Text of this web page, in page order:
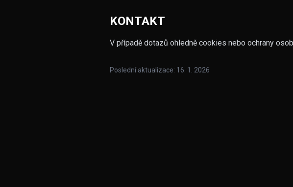
KONTAKT
V případě dotazů ohledně cookies nebo ochrany
Poslední aktualizace: 16. 1. 2026